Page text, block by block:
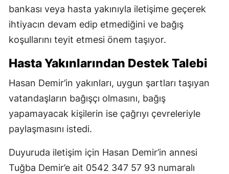
bankası veya hasta yakınıyla iletişime geçerek
ihtiyacın devam edip etmediğini ve bağış
koşullarını teyit etmesi önem taşıyor.
Hasta Yakınlarından Destek Talebi
Hasan Demir’in yakınları, uygun şartları taşıyan
vatandaşların bağışçı olmasını, bağış
yapamayacak kişilerin ise çağrıyı çevreleriyle
paylaşmasını istedi.
Duyuruda iletişim için Hasan Demir’in annesi
Tuğba Demir’e ait 0542 347 57 93 numaralı